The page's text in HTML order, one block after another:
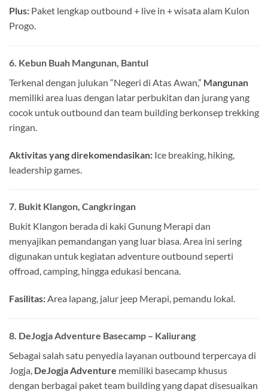
Plus: Paket lengkap outbound + live in + wisata alam Kulon
Progo.
6. Kebun Buah Mangunan, Bantul
Terkenal dengan julukan “Negeri di Atas Awan,” Mangunan
memiliki area luas dengan latar perbukitan dan jurang yang
cocok untuk outbound dan team building berkonsep trekking
ringan.
Aktivitas yang direkomendasikan: Ice breaking, hiking,
leadership games.
7. Bukit Klangon, Cangkringan
Bukit Klangon berada di kaki Gunung Merapi dan
menyajikan pemandangan yang luar biasa. Area ini sering
digunakan untuk kegiatan adventure outbound seperti
offroad, camping, hingga edukasi bencana.
Fasilitas:Area lapang, jalur jeep Merapi, pemandu lokal.
8. DeJogja Adventure Basecamp – Kaliurang
Sebagai salah satu penyedia layanan outbound terpercaya di
Jogja, DeJogja Adventure memiliki basecamp khusus
dengan berbagai paket team building yang dapat disesuaikan